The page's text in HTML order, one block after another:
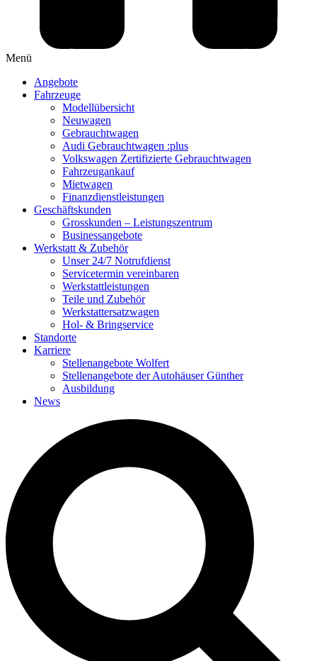
Menü
Angebote
Fahrzeuge
Modellübersicht
Neuwagen
Gebrauchtwagen
Audi Gebrauchtwagen :plus
Volkswagen Zertifizierte Gebrauchtwagen
Fahrzeugankauf
Mietwagen
Finanzdienstleistungen
Geschäftskunden
Grosskunden – Leistungszentrum
Businessangebote
Werkstatt & Zubehör
Unser 24/7 Notrufdienst
Servicetermin vereinbaren
Werkstattleistungen
Teile und Zubehör
Werkstattersatzwagen
Hol- & Bringservice
Standorte
Karriere
Stellenangebote Wolfert
Stellenangebote der Autohäuser Günther
Ausbildung
News